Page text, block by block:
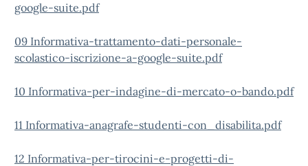
google-suite.pdf
09 Informativa-trattamento-dati-personale-
scolastico-iscrizione-a-google-suite.pdf
10 Informativa-per-indagine-di-mercato-o-bando.pdf
11 Informativa-anagrafe-studenti-con_disabilita.pdf
12 Informativa-per-tirocini-e-progetti-di-